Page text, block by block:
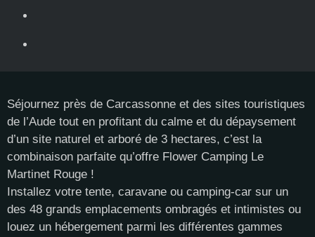
Séjournez près de Carcassonne et des sites touristiques
de l’Aude tout en profitant du calme et du dépaysement
d’un site naturel et arboré de 3 hectares, c’est la
combinaison parfaite qu’offre Flower Camping Le
Martinet Rouge !
Installez votre tente, caravane ou camping-car sur un
des 48 grands emplacements ombragés et intimistes ou
louez un hébergement parmi les différentes gammes